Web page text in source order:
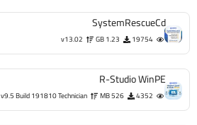
SystemRescueCd
19754
1.23 GB
v13.02
R-Studio WinPE
4352
526 MB
v9.5 Build 191810 Technician